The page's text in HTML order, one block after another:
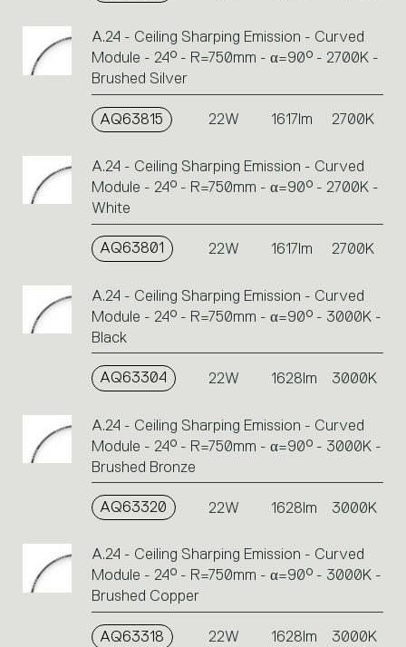
A.24 - Ceiling Sharping Emission - Curved
Module - 24° - R=750mm - α=90° - 2700K -
Brushed Silver
AQ63815 22W 1617lm 2700K
A.24 - Ceiling Sharping Emission - Curved
Module - 24° - R=750mm - α=90° - 2700K -
White
AQ63801 22W 1617lm 2700K
A.24 - Ceiling Sharping Emission - Curved
Module - 24° - R=750mm - α=90° - 3000K -
Black
AQ63304 22W 1628lm 3000K
A.24 - Ceiling Sharping Emission - Curved
Module - 24° - R=750mm - α=90° - 3000K -
Brushed Bronze
AQ63320 22W 1628lm 3000K
A.24 - Ceiling Sharping Emission - Curved
Module - 24° - R=750mm - α=90° - 3000K -
Brushed Copper
AQ63318 22W 1628lm 3000K